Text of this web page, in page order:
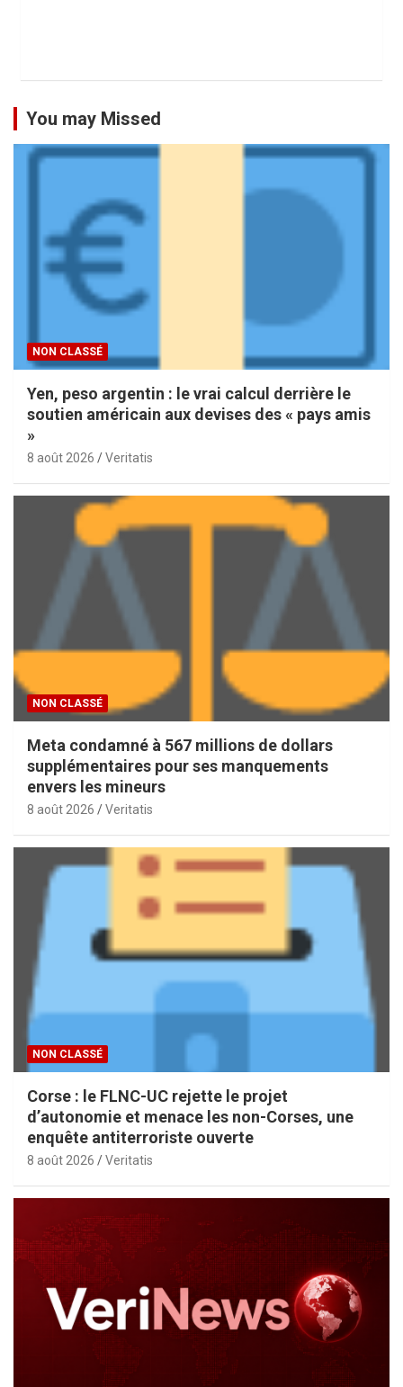
You may Missed
NON CLASSÉ
Yen, peso argentin : le vrai calcul derrière le
soutien américain aux devises des « pays amis
»
8 août 2026 Veritatis
NON CLASSÉ
Meta condamné à 567 millions de dollars
supplémentaires pour ses manquements
envers les mineurs
8 août 2026 Veritatis
NON CLASSÉ
Corse : le FLNC-UC rejette le projet
d’autonomie et menace les non-Corses, une
enquête antiterroriste ouverte
8 août 2026 Veritatis